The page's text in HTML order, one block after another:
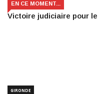
EN CE MOMENT...
Victoire judiciaire pour le
GIRONDE